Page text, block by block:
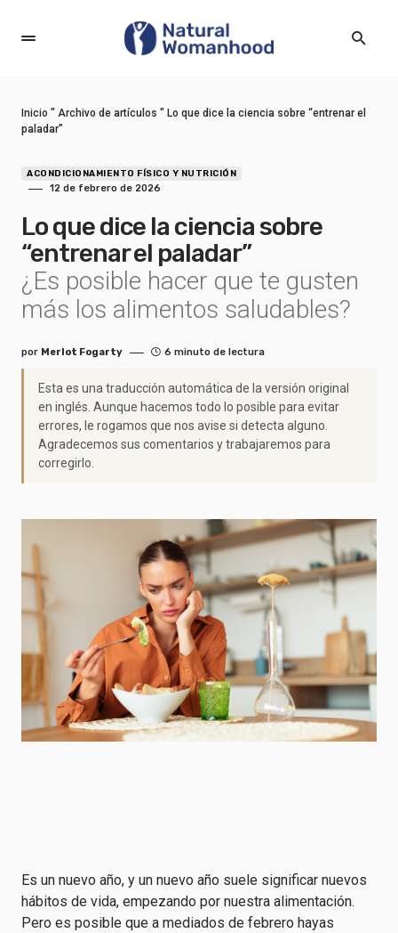
Inicio " Archivo de artículos " Lo que dice la ciencia sobre “entrenar el
paladar”
ACONDICIONAMIENTO FÍSICO Y NUTRICIÓN
12 de febrero de 2026
Lo que dice la ciencia sobre
“entrenar el paladar”
¿Es posible hacer que te gusten
más los alimentos saludables?
por Merlot Fogarty 6 minuto de lectura
Esta es una traducción automática de la versión original
en inglés. Aunque hacemos todo lo posible para evitar
errores, le rogamos que nos avise si detecta alguno.
Agradecemos sus comentarios y trabajaremos para
corregirlo.
Es un nuevo año, y un nuevo año suele significar nuevos
hábitos de vida, empezando por nuestra alimentación.
Pero es posible que a mediados de febrero hayas